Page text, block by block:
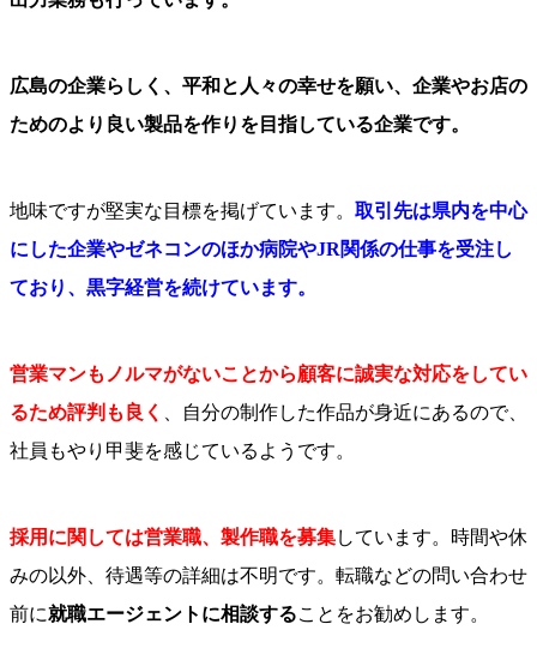
広島の企業らしく、平和と人々の幸せを願い、企業やお店の
ためのより良い製品を作りを目指している企業です。
地味ですが堅実な目標を掲げています。 取引先は県内を中心
にした企業やゼネコンのほか病院やJR関係の仕事を受注し
ており、黒字経営を続けています。
営業マンもノルマがないことから顧客に誠実な対応をしてい
るため評判も良く
、自分の制作した作品が身近にあるので、
社員もやり甲斐を感じているようです。
採用に関しては営業職、製作職を募集しています。時間や休
みの以外、待遇等の詳細は不明です。転職などの問い合わせ
前に就職エージェントに相談することをお勧めします。